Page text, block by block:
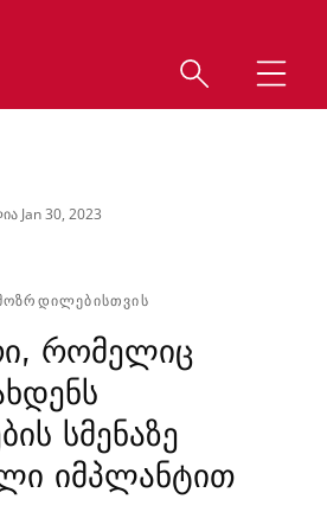
Jan 30, 2023
რომელიც
სმენაზე
იმპლანტით